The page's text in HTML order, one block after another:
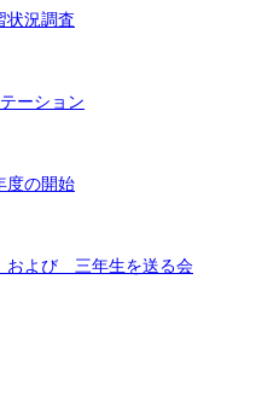
状況調査
ーション
度の開始
および 三年生を送る会